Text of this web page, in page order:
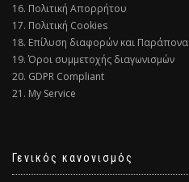
16. Πολιτική Απορρήτου
17. Πολιτική Cookies
18. Επίλυση διαφορών και Παράπονα
19. Όροι συμμετοχής διαγωνισμών
20. GDPR Compliant
21. My Service
Γενικός κανονισμός